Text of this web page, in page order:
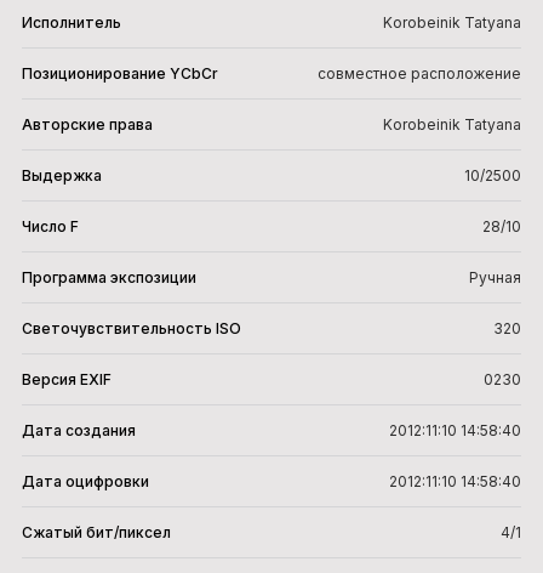
Исполнитель Korobeinik Tatyana
Позиционирование YCbCr совместное расположение
Авторские права Korobeinik Tatyana
Выдержка 10/2500
Число F 28/10
Программа экспозиции Ручная
Светочувствительность ISO 320
Версия EXIF 0230
Дата создания 2012:11:10 14:58:40
Дата оцифровки 2012:11:10 14:58:40
Сжатый бит/пиксел 4/1